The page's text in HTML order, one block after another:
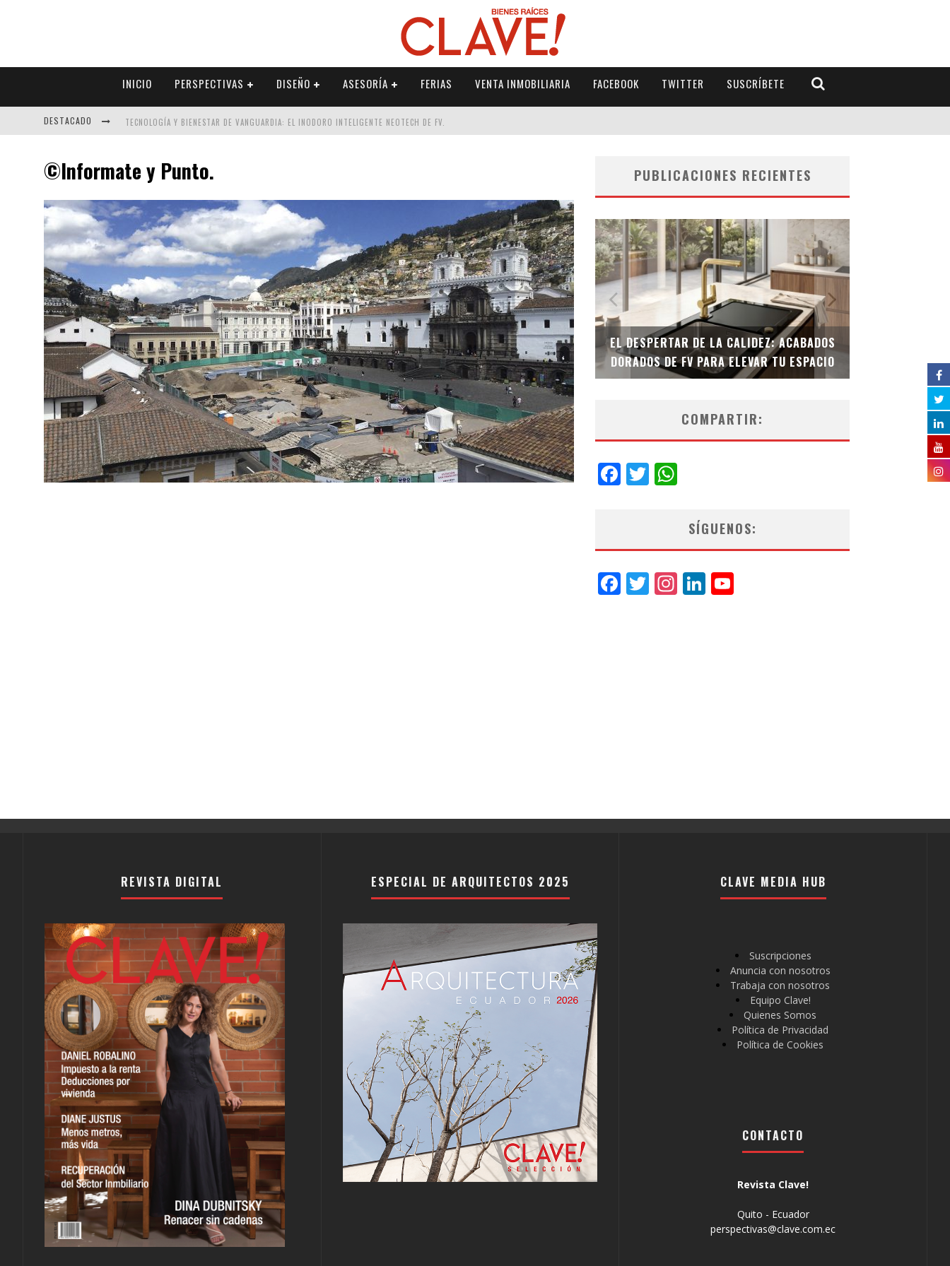
INICIO PERSPECTIVAS DISEÑO ASESORÍA FERIAS VENTA INMOBILIARIA FACEBOOK TWITTER SUSCRÍBETE
DESTACADO TECNOLOGÍA Y BIENESTAR DE VANGUARDIA: EL INODORO INTELIGENTE NEOTECH DE FV.
ALEXANDRA BEDOYA – LA CONSTANCIA DETRÁS DE LA PALETERÍA
EL DESPERTAR DE LA CALIDEZ: ACABADOS DORADOS DE FV PARA ELEVAR TU ESPACIO
©Informate y Punto. PUBLICACIONES RECIENTES
SAINT-GOBAIN IMPTEK – XI CONVENCIÓN
INTERNACIONAL
EL DESPERTAR DE LA CALIDEZ: ACABADOS
DORADOS DE FV PARA ELEVAR TU ESPACIO
EL INODORO
COMPARTIR:
Facebook
Twitter
SÍGUENOS:
Facebook
Twitter
Instagram
LinkedIn
REVISTA DIGITAL ESPECIAL DE ARQUITECTOS 2025 CLAVE MEDIA HUB
Suscripciones
Anuncia con nosotros
Trabaja con nosotros
Equipo Clave!
Quienes Somos
Política de Privacidad
Política de Cookies
CONTACTO
Revista Clave!
Quito - Ecuador
perspectivas@clave.com.ec